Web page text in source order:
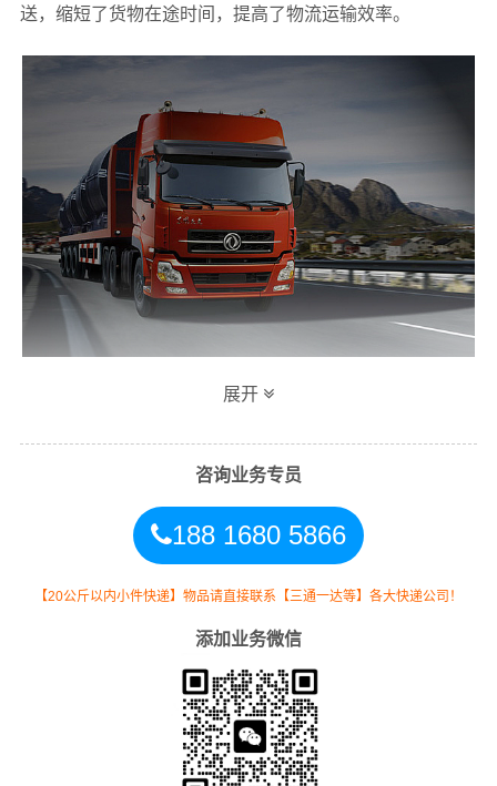
送，缩短了货物在途时间，提高了物流运输效率。
同时，为了方便广大客户从台州物流到漳州的不同运输时
效和物流成本要求，万信特推出台州到漳州物流
方式，以此来降低从广东台州到漳州的物流专线运输成
本，提高由台州发货到漳州的物流效率，以便为新老客户
提供更加优质完善的一站式从台州到福建漳州的物流门到
展开
咨询业务专员
188 1680 5866
【20公斤以内小件快递】物品请直接联系【三通一达等】各大快递公司！
添加业务微信